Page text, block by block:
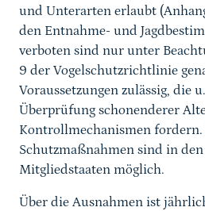
und Unterarten erlaubt
den Entnahme- und
verboten sind nur unter
9 der Vogelschutzrichtlinie
Voraussetzungen zulässig, die
Überprüfung schonenderer
Kontrollmechanismen fordern.
Schutzmaßnahmen sind in
Mitgliedstaaten möglich.
Über die Ausnahmen ist